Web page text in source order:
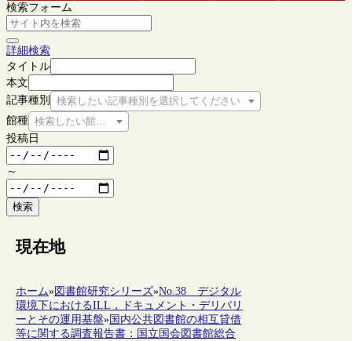
検索フォーム
詳細検索
タイトル
本文
記事種別
検索したい記事種別を選択してください
館種 検索したい館種を選択してください
投稿日
～
検索
現在地
ホーム»図書館研究シリーズ»No.38 デジタル
環境下におけるILL，ドキュメント・デリバリ
ーとその運用基盤»国内公共図書館の相互貸借
等に関する調査報告書：国立国会図書館総合